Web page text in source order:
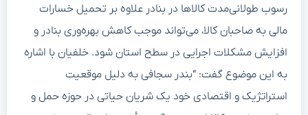
رسوب طولانی‌مدت کالاها در بنادر علاوه بر تحمیل خسارات
مالی به صاحبان کالا، می‌تواند موجب کاهش بهره‌وری بنادر و
افزایش مشکلات اجرایی در سطح استان شود. خلفیان با اشاره
به این موضوع گفت: “بندر سجافی به دلیل موقعیت
استراتژیک و اقتصادی خود یک شریان حیاتی در حوزه حمل و